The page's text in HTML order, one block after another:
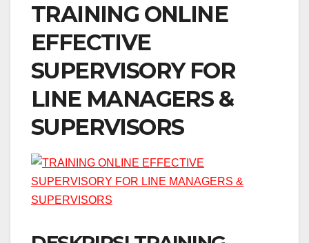
TRAINING ONLINE
EFFECTIVE
SUPERVISORY FOR
LINE MANAGERS &
SUPERVISORS